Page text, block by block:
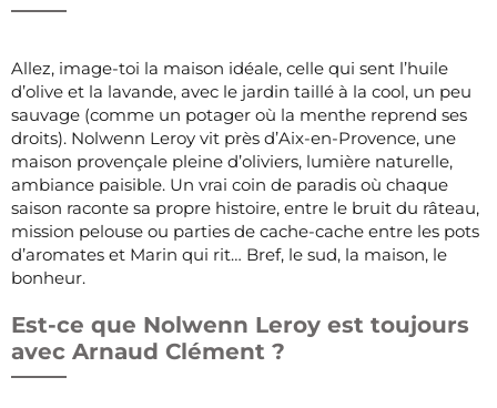
Allez, image-toi la maison idéale, celle qui sent l’huile
d’olive et la lavande, avec le jardin taillé à la cool, un peu
sauvage (comme un potager où la menthe reprend ses
droits). Nolwenn Leroy vit près d’Aix-en-Provence, une
maison provençale pleine d’oliviers, lumière naturelle,
ambiance paisible. Un vrai coin de paradis où chaque
saison raconte sa propre histoire, entre le bruit du râteau,
mission pelouse ou parties de cache-cache entre les pots
d’aromates et Marin qui rit… Bref, le sud, la maison, le
bonheur.
Est-ce que Nolwenn Leroy est toujours
avec Arnaud Clément ?